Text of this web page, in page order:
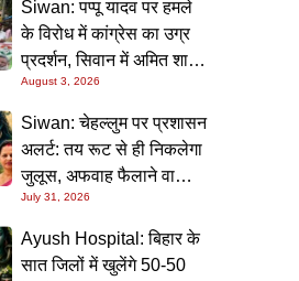
Siwan: पप्पू यादव पर हमले
के विरोध में कांग्रेस का उग्र
प्रदर्शन, सिवान में अमित शाह
का पुतला फूंका
August 3, 2026
Siwan: चेहल्लुम पर प्रशासन
अलर्ट: तय रूट से ही निकलेगा
जुलूस, अफवाह फैलाने वालों
पर होगी सख्त कार्रवाई
July 31, 2026
Ayush Hospital: बिहार के
सात जिलों में खुलेंगे 50-50